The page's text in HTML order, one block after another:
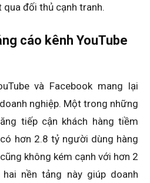
đối thủ cạnh tranh.
cáo kênh YouTube
và Facebook mang lại
nghiệp. Một trong những
tiếp cận khách hàng tiềm
hơn 2.8 tỷ người dùng hàng
không kém cạnh với hơn 2
nền tảng này giúp doanh